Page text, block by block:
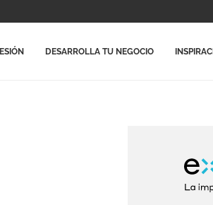
DESARROLLA TU NEGOCIO